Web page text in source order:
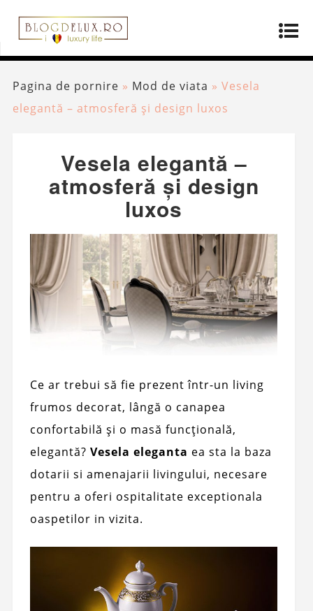
Pagina de pornire » Mod de viata » Vesela
elegantă – atmosferă și design luxos
Vesela elegantă –
atmosferă și design
luxos
Ce ar trebui să fie prezent într-un living
frumos decorat, lângă o canapea
confortabilă și o masă funcțională,
elegantă? Vesela eleganta ea sta la baza
dotarii si amenajarii livingului, necesare
pentru a oferi ospitalitate exceptionala
oaspetilor in vizita.